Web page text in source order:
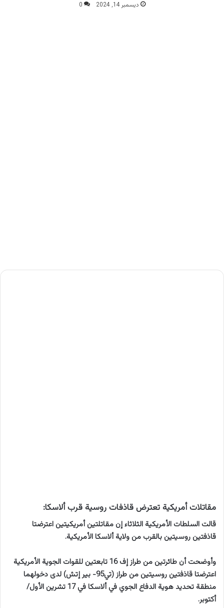
ديسمبر 14, 2024 0
مقاتلات أمريكية تعترض قاذفات روسية قرب ألاسكا:
قالت السلطات الأمريكية الثلاثاء إن مقاتلتين أمريكيتين اعترضتا
قاذفتين روسيتين بالقرب من ولاية ألاسكا الأمريكية.
وأوضحت أن طائرتين من طراز إف 16 تابعتين للقوات الجوية الأمريكية
اعترضتا قاذفتين روسيتين من طراز (تي95- بير إتش) لدى دخولهما
منطقة تحديد هوية الدفاع الجوي في ألاسكا في 17 تشرين الأول/
أكتوبر.